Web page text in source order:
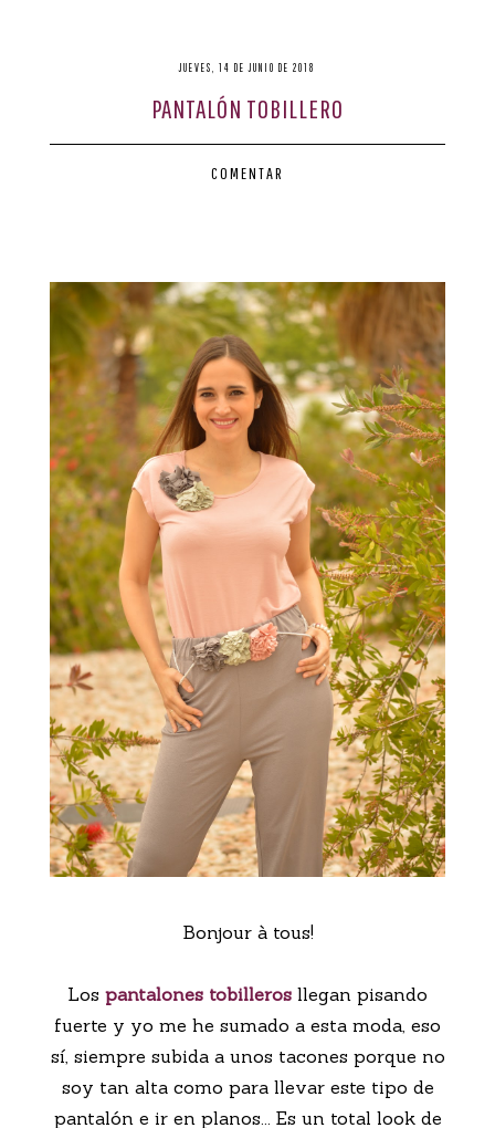
JUEVES, 14 DE JUNIO DE 2018
PANTALÓN TOBILLERO
COMENTAR
Bonjour à tous!
Los pantalones tobilleros llegan pisando
fuerte y yo me he sumado a esta moda, eso
sí, siempre subida a unos tacones porque no
soy tan alta como para llevar este tipo de
pantalón e ir en planos... Es un total look de